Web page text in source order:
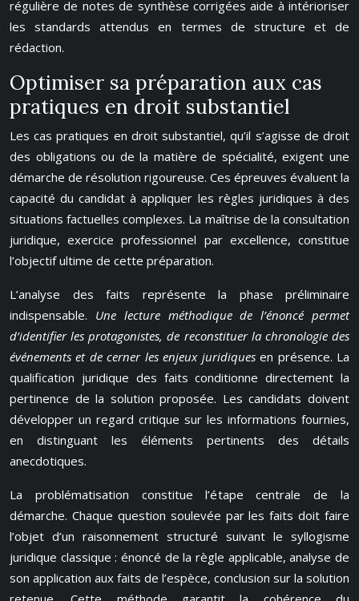
régulière de notes de synthèse corrigées aide à intérioriser
les standards attendus en termes de structure et de
rédaction.
Optimiser sa préparation aux cas
pratiques en droit substantiel
Les cas pratiques en droit substantiel, qu’il s’agisse de droit
des obligations ou de la matière de spécialité, exigent une
démarche de résolution rigoureuse. Ces épreuves évaluent la
capacité du candidat à appliquer les règles juridiques à des
situations factuelles complexes. La maîtrise de la consultation
juridique, exercice professionnel par excellence, constitue
l’objectif ultime de cette préparation.
L’analyse des faits représente la phase préliminaire
indispensable. Une lecture méthodique de l’énoncé permet
d’identifier les protagonistes, de reconstituer la chronologie des
événements et de cerner les enjeux juridiquesen présence. La
qualification juridique des faits conditionne directement la
pertinence de la solution proposée. Les candidats doivent
développer un regard critique sur les informations fournies,
en distinguant les éléments pertinents des détails
anecdotiques.
La problématisation constitue l’étape centrale de la
démarche. Chaque question soulevée par les faits doit faire
l’objet d’un raisonnement structuré suivant le syllogisme
juridique classique : énoncé de la règle applicable, analyse de
son application aux faits de l’espèce, conclusion sur la solution